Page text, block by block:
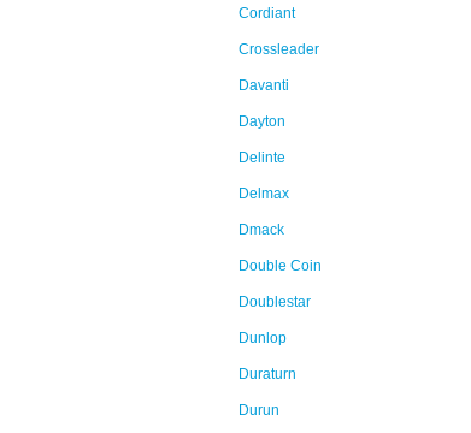
Cordiant
Crossleader
Davanti
Dayton
Delinte
Delmax
Dmack
Double Coin
Doublestar
Dunlop
Duraturn
Durun